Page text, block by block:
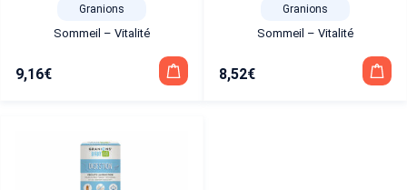
Granions
Sommeil – Vitalité
9,16€
Granions
Sommeil – Vitalité
8,52€